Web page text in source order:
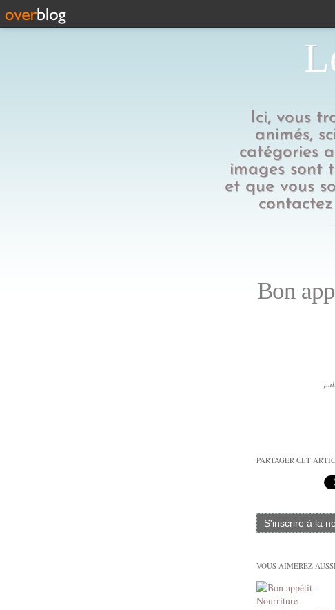
Ici, vous
animés,
catégories
images sont
et que vous
Bon
PARTAGER CET
S'inscrire à la
VOUS AIMEREZ